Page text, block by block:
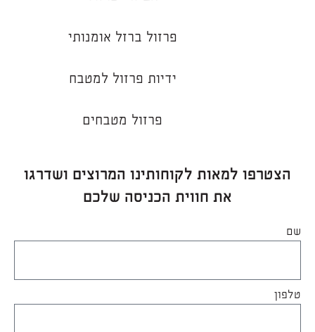
פרזול ברזל אומנותי
ידיות פרזול למטבח
פרזול מטבחים
הצטרפו למאות לקוחותינו המרוצים ושדרגו
את חווית הכניסה שלכם
שם
טלפון